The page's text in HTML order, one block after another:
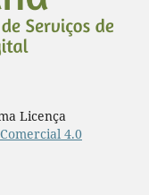
Licença
4.0